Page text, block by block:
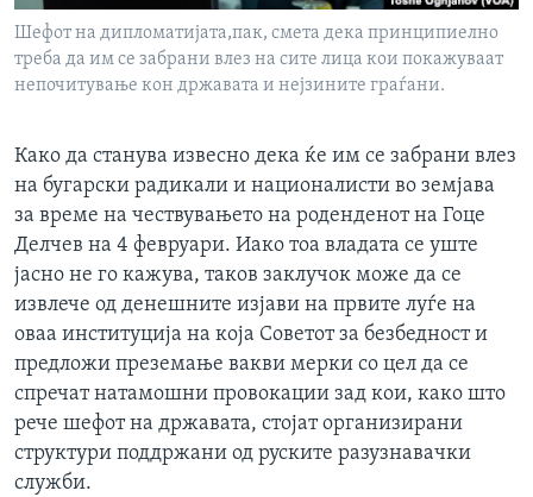
Шефот на дипломатијата,пак, смета дека принципиелно
треба да им се забрани влез на сите лица кои покажуваат
непочитување кон државата и нејзините граѓани.
Како да станува извесно дека ќе им се забрани влез
на бугарски радикали и националисти во земјава
за време на чествувањето на роденденот на Гоце
Делчев на 4 февруари. Иако тоа владата се уште
јасно не го кажува, таков заклучок може да се
извлече од денешните изјави на првите луѓе на
оваа институција на која Советот за безбедност и
предложи преземање вакви мерки со цел да се
спречат натамошни провокации зад кои, како што
рече шефот на државата, стојат организирани
структури поддржани од руските разузнавачки
служби.